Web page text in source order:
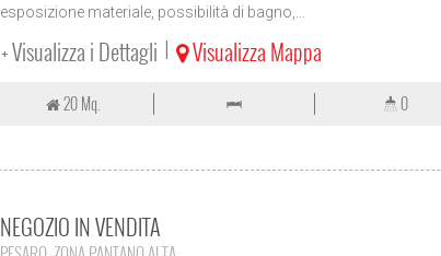
esposizione materiale, possibilità di bagno,...
+ Visualizza i Dettagli |
Visualizza Mappa
20 Mq. 0
NEGOZIO IN VENDITA